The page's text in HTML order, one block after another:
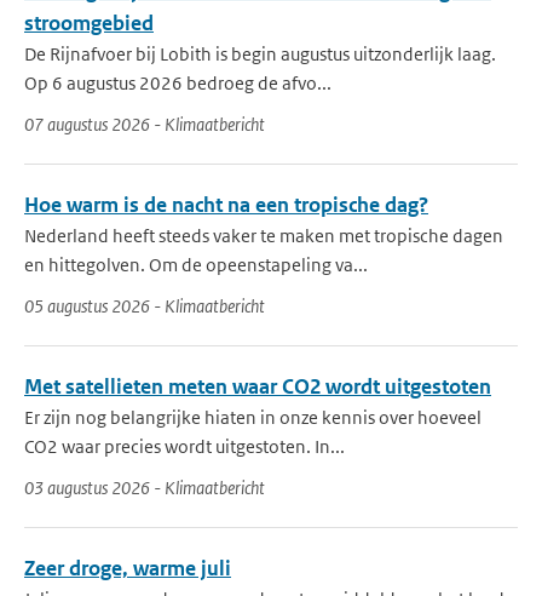
stroomgebied
De Rijnafvoer bij Lobith is begin augustus uitzonderlijk laag.
Op 6 augustus 2026 bedroeg de afvo...
07 augustus 2026 - Klimaatbericht
Hoe warm is de nacht na een tropische dag?
Nederland heeft steeds vaker te maken met tropische dagen
en hittegolven. Om de opeenstapeling va...
05 augustus 2026 - Klimaatbericht
Met satellieten meten waar CO2 wordt uitgestoten
Er zijn nog belangrijke hiaten in onze kennis over hoeveel
CO2 waar precies wordt uitgestoten. In...
03 augustus 2026 - Klimaatbericht
Zeer droge, warme juli